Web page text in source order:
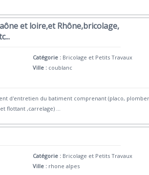
et loire,et Rhône,bricolage,
Catégorie : Bricolage et Petits Travaux
Ville : coublanc
d'entretien du batiment comprenant (placo,
flottant ,carrelage) ...
Catégorie : Bricolage et Petits Travaux
Ville : rhone alpes